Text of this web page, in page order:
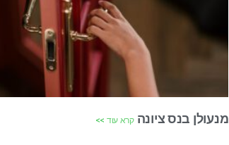
מנעולן בנס ציונהקרא עוד >>